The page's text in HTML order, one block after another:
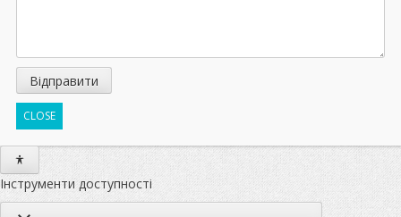
CLOSE
Інструменти доступності